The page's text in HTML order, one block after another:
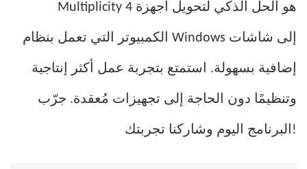
Multiplicity 4 هو الحل الذكي لتحويل أجهزة
الكمبيوتر التي تعمل بنظام Windows إلى شاشات
إضافية بسهولة. استمتع بتجربة عمل أكثر إنتاجية
وتنظيمًا دون الحاجة إلى تجهيزات مُعقدة. جرّب
البرنامج اليوم وشاركنا تجربتك!